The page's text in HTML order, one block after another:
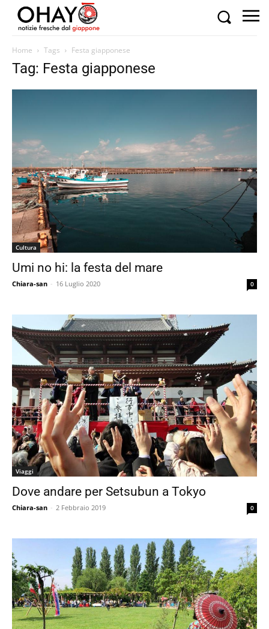
Home Tags Festa giapponese
Tag: Festa giapponese
Cultura
Umi no hi: la festa del mare
Chiara-san - 16 Luglio 2020 0
Viaggi
Dove andare per Setsubun a Tokyo
Chiara-san - 2 Febbraio 2019 0